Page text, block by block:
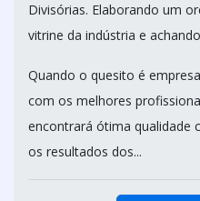
Divisórias. Elaborando um
vitrine da indústria e
Quando o quesito é
com os melhores
encontrará ótima
os resultados dos...